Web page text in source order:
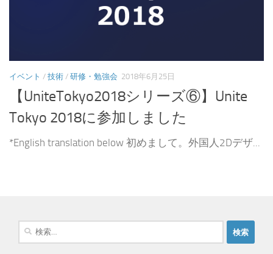
イベント / 技術 / 研修・勉強会 2018年6月25日
【UniteTokyo2018シリーズ⑥】Unite
Tokyo 2018に参加しました
*English translation below 初めまして。外国人2Dデザ...
検